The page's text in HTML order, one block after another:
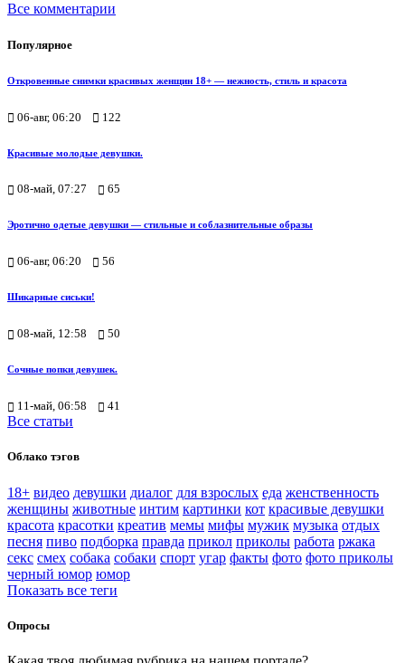
Все комментарии
Популярное
Откровенные снимки красивых женщин 18+ — нежность, стиль и красота
06-авг, 06:20 122
Красивые молодые девушки.
08-май, 07:27 65
Эротично одетые девушки — стильные и соблазнительные образы
06-авг, 06:20 56
Шикарные сиськи!
08-май, 12:58 50
Сочные попки девушек.
11-май, 06:58 41
Все статьи
Облако тэгов
18+ видео девушки диалог для взрослых еда женственность
женщины животные интим картинки кот красивые девушки
красота красотки креатив мемы мифы мужик музыка отдых
песня пиво подборка правда прикол приколы работа ржака
секс смех собака собаки спорт угар факты фото фото приколы
черный юмор юмор
Показать все теги
Опросы